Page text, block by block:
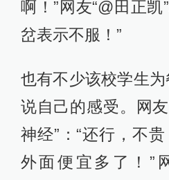
啊！”网友“@田正凯
岔表示不服！”
也有不少该校学生为
说自己的感受。网
神经”：“还行，不
外面便宜多了！”